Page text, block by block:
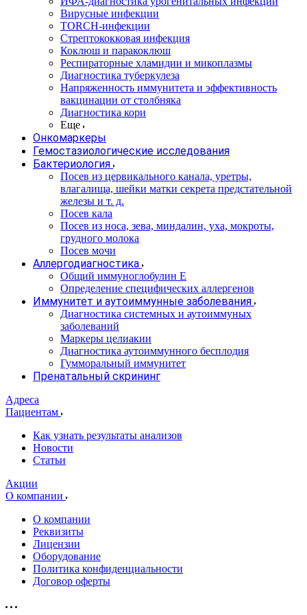
Вирусные инфекции
TORCH-инфекции
Стрептококковая инфекция
Коклюш и паракоклюш
Респираторные хламидии и микоплазмы
Диагностика туберкулеза
Напряженность иммунитета и эффективность
вакцинации от столбняка
Диагностика кори
Еще
Онкомаркеры
Гемостазиологические исследования
Бактериология
Посев из цервикального канала, уретры,
влагалища, шейки матки секрета предстательной
железы и т. д.
Посев кала
Посев из носа, зева, миндалин, уха, мокроты,
грудного молока
Посев мочи
Аллергодиагностика
Общий иммуноглобулин Е
Определение специфических аллергенов
Иммунитет и аутоиммунные заболевания
Диагностика системных и аутоиммуных
заболеваний
Маркеры целиакии
Диагностика аутоиммунного бесплодия
Гумморальный иммунитет
Пренатальный скрининг
Адреса
Пациентам
Как узнать результаты анализов
Новости
Статьи
Акции
О компании
О компании
Реквизиты
Лицензии
Оборудование
Политика конфиденциальности
Договор оферты